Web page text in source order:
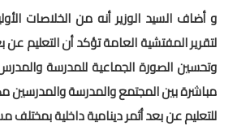
فضاء
وثائق
التوازيع
و أضاف السيد الوزير أنه من الخلاصات
لتقرير المفتشية العامة تؤكد أن التعليم
وتحسين الصورة الجماعية للمدرسة
مباشرة بين المجتمع والمدرسة والمدرسين
للتعليم عن بعد أثمر دينامية داخلية